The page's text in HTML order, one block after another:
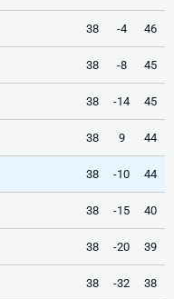
38 -4 46
38 -8 45
38 -14 45
38 9 44
38 -10 44
38 -15 40
38 -20 39
38 -32 38